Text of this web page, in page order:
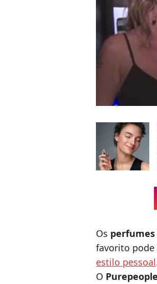
Os
favorito pode
estilo pessoal
O Purepeople